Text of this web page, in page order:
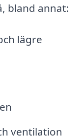
bland annat:
lägre
ventilation